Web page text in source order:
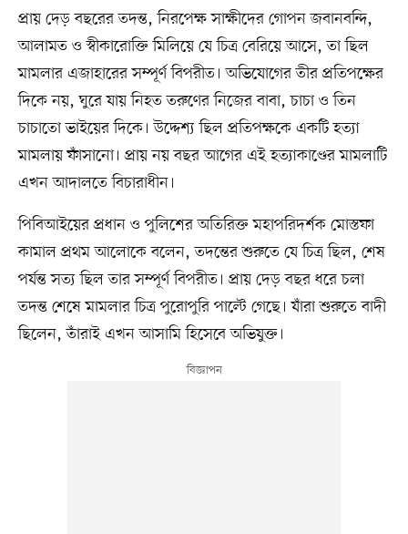
প্রায় দেড় বছরের তদন্ত, নিরপেক্ষ সাক্ষীদের গোপন জবানবন্দি,
আলামত ও স্বীকারোক্তি মিলিয়ে যে চিত্র বেরিয়ে আসে, তা ছিল
মামলার এজাহারের সম্পূর্ণ বিপরীত। অভিযোগের তীর প্রতিপক্ষের
দিকে নয়, ঘুরে যায় নিহত তরুণের নিজের বাবা, চাচা ও তিন
চাচাতো ভাইয়ের দিকে। উদ্দেশ্য ছিল প্রতিপক্ষকে একটি হত্যা
মামলায় ফাঁসানো। প্রায় নয় বছর আগের এই হত্যাকাণ্ডের মামলাটি
এখন আদালতে বিচারাধীন।
পিবিআইয়ের প্রধান ও পুলিশের অতিরিক্ত মহাপরিদর্শক মোস্তফা
কামাল প্রথম আলোকে বলেন, তদন্তের শুরুতে যে চিত্র ছিল, শেষ
পর্যন্ত সত্য ছিল তার সম্পূর্ণ বিপরীত। প্রায় দেড় বছর ধরে চলা
তদন্ত শেষে মামলার চিত্র পুরোপুরি পাল্টে গেছে। যাঁরা শুরুতে বাদী
ছিলেন, তাঁরাই এখন আসামি হিসেবে অভিযুক্ত।